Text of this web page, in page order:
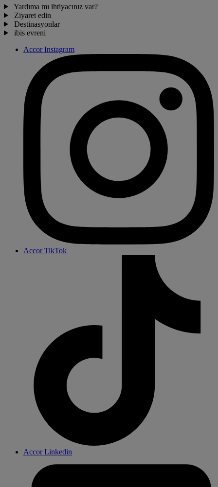
Yardıma mı ihtiyacınız var?
Ziyaret edin
Destinasyonlar
ibis evreni
Accor Instagram
Accor TikTok
Accor Linkedin